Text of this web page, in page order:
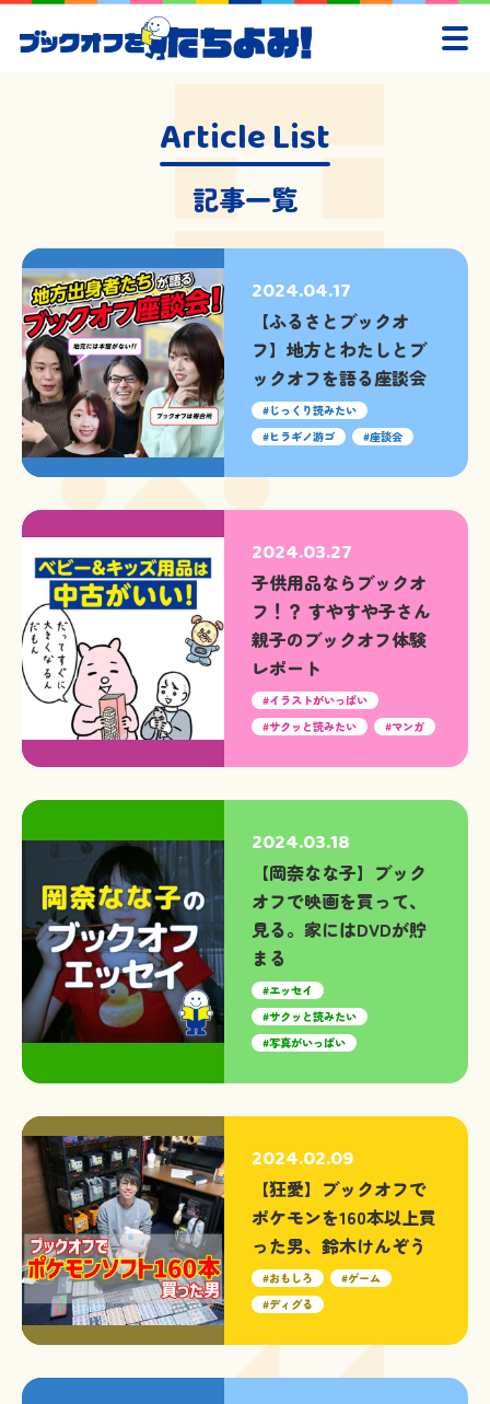
Article List
記事一覧
2024.04.17
【ふるさとブックオ
フ】地方とわたしとブ
ックオフを語る座談会
じっくり読みたい
ヒラギノ游ゴ
座談会
2024.03.27
子供用品ならブックオ
フ！？ すやすや子さん
親子のブックオフ体験
レポート
イラストがいっぱい
サクッと読みたい
マンガ
2024.03.18
【岡奈なな子】ブック
オフで映画を買って、
見る。家にはDVDが貯
まる
エッセイ
サクッと読みたい
写真がいっぱい
2024.02.09
【狂愛】ブックオフで
ポケモンを160本以上買
った男、鈴木けんぞう
おもしろ
ゲーム
ディグる